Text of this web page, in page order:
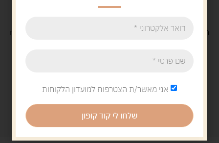
משלוח חינםבקנייה מעל 329 ש"ח
אני מאשר/ת הצטרפות למועדון הלקוחות
שלחו לי קוד קופון